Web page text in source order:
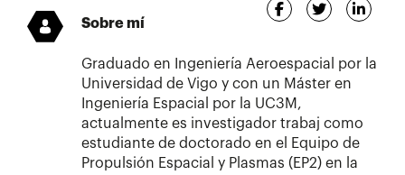
Sobre mí
Graduado en Ingeniería Aeroespacial por la
Universidad de Vigo y con un Máster en
Ingeniería Espacial por la UC3M,
actualmente es investigador trabaj como
estudiante de doctorado en el Equipo de
Propulsión Espacial y Plasmas (EP2) en la